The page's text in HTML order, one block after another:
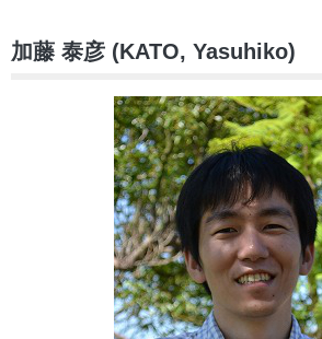
加藤 泰彦 (KATO, Yasuhiko)